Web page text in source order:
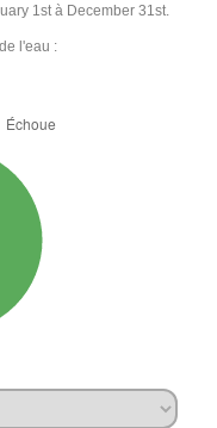
1st à December 31st.
l'eau :